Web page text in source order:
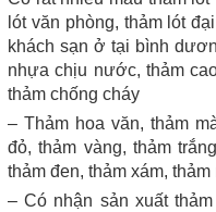
lót văn phòng, thảm lót
khách sạn ở tại bình
nhựa chịu nước, thảm
thảm chống cháy
– Thảm hoa văn, thảm
đỏ, thảm vàng, thảm
thảm đen, thảm xám, thảm
– Có nhận sản xuất